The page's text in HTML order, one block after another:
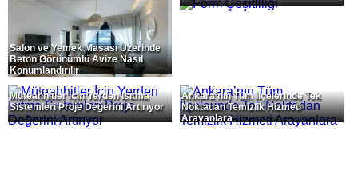
Salon ve Yemek Masası Üzerinde
Beton Görünümlü Avize Nasıl
Konumlandırılır
Müteahhitler İçin Yerden Isıtma
Sistemleri Proje Değerini Artırıyor
Ankara’nın Tüm İlçelerinde Tek
Noktadan Temizlik Hizmeti
Arayanlara